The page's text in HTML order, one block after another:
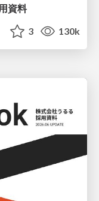
資料
3 130k